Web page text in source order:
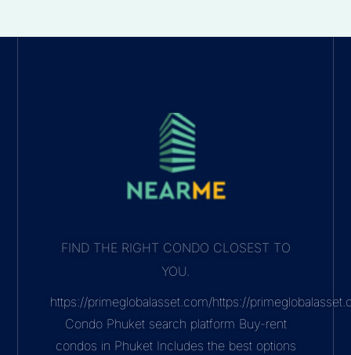
FIND THE RIGHT CONDO CLOSEST TO
YOU.
https://primeglobalasset.com/https://
Condo Phuket search platform Buy-rent
condos in Phuket Includes the best options